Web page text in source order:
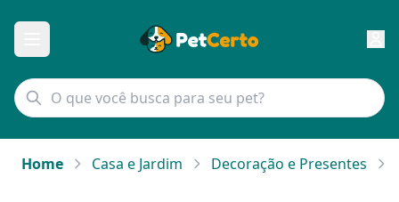
Home Casa e Jardim Decoração e Presentes